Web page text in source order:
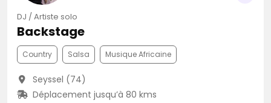
DJ / Artiste solo
Backstage
Country Salsa Musique Africaine
Seyssel (74)
Déplacement jusqu’à 80 kms